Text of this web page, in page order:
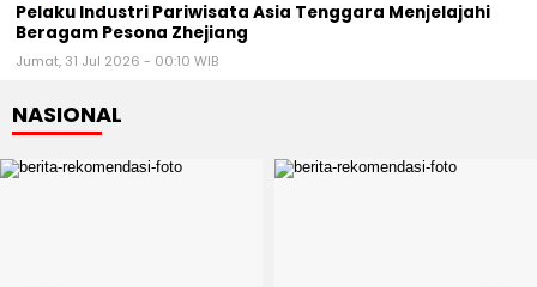
Pelaku Industri Pariwisata Asia Tenggara Menjelajahi
Beragam Pesona Zhejiang
Jumat, 31 Jul 2026 - 00:10 WIB
NASIONAL